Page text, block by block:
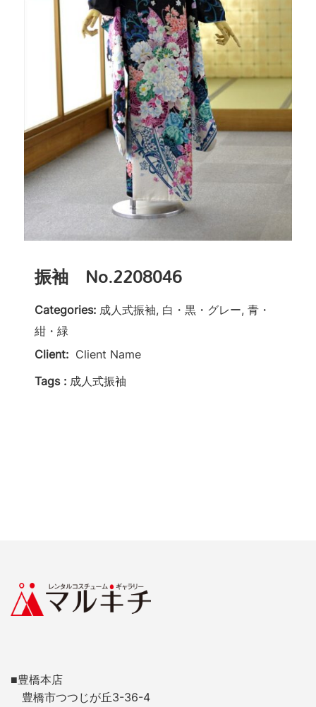
振袖 No.2208046
Categories: 成人式振袖, 白・黒・グレー, 青・
紺・緑
Client: Client Name
Tags : 成人式振袖
■豊橋本店
豊橋市つつじが丘3-36-4